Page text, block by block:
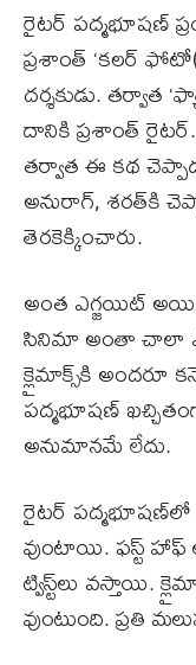
రైటర్
ప్రశాంత్ ‘కలర్
దర్శకుడు. తర్వాత
దానికి ప్రశాంత్
తర్వాత ఈ కథ
అనురాగ్, శరత్‌కి
తెరకెక్కించారు.
అంత ఎగ్జయిట్
సినిమా అంతా చాలా
క్లైమాక్స్‌కి అందరూ
పద్మభూషణ్‌
అనుమానమే లేదు.
రైటర్ పద్మభూషణ్‌‌లో
వుంటాయి. ఫస్ట్
ట్విస్ట్‌లు వస్తాయి.
వుంటుంది. ప్రతి